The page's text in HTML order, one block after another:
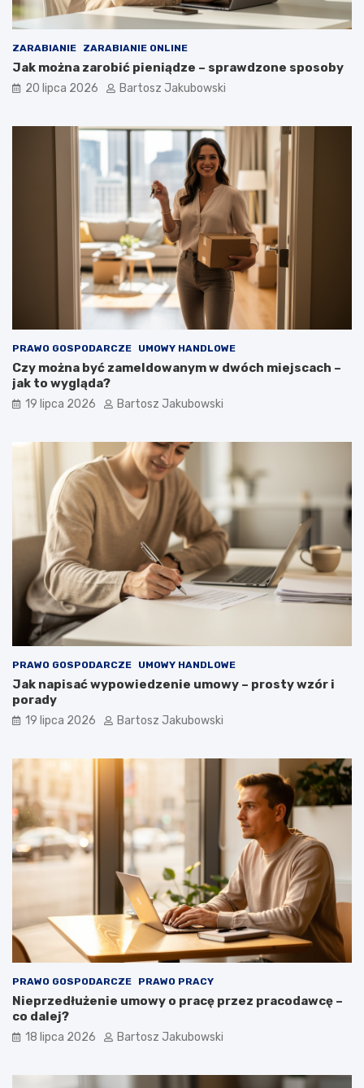
ZARABIANIE ZARABIANIE ONLINE
Jak można zarobić pieniądze – sprawdzone sposoby
20 lipca 2026 Bartosz Jakubowski
PRAWO GOSPODARCZE UMOWY HANDLOWE
Czy można być zameldowanym w dwóch miejscach –
jak to wygląda?
19 lipca 2026 Bartosz Jakubowski
PRAWO GOSPODARCZE UMOWY HANDLOWE
Jak napisać wypowiedzenie umowy – prosty wzór i
porady
19 lipca 2026 Bartosz Jakubowski
PRAWO GOSPODARCZE PRAWO PRACY
Nieprzedłużenie umowy o pracę przez pracodawcę –
co dalej?
18 lipca 2026 Bartosz Jakubowski